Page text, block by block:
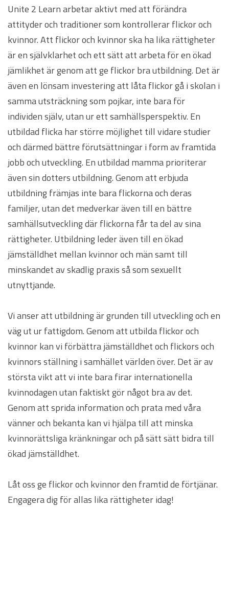
Unite 2 Learn arbetar aktivt med att förändra
attityder och traditioner som kontrollerar flickor och
kvinnor. Att flickor och kvinnor ska ha lika rättigheter
är en självklarhet och ett sätt att arbeta för en ökad
jämlikhet är genom att ge flickor bra utbildning. Det är
även en lönsam investering att låta flickor gå i skolan i
samma utsträckning som pojkar, inte bara för
individen själv, utan ur ett samhällsperspektiv. En
utbildad flicka har större möjlighet till vidare studier
och därmed bättre förutsättningar i form av framtida
jobb och utveckling. En utbildad mamma prioriterar
även sin dotters utbildning. Genom att erbjuda
utbildning främjas inte bara flickorna och deras
familjer, utan det medverkar även till en bättre
samhällsutveckling där flickorna får ta del av sina
rättigheter. Utbildning leder även till en ökad
jämställdhet mellan kvinnor och män samt till
minskandet av skadlig praxis så som sexuellt
utnyttjande.
Vi anser att utbildning är grunden till utveckling och en
väg ut ur fattigdom. Genom att utbilda flickor och
kvinnor kan vi förbättra jämställdhet och flickors och
kvinnors ställning i samhället världen över. Det är av
största vikt att vi inte bara firar internationella
kvinnodagen utan faktiskt gör något bra av det.
Genom att sprida information och prata med våra
vänner och bekanta kan vi hjälpa till att minska
kvinnorättsliga kränkningar och på sätt sätt bidra till
ökad jämställdhet.
Låt oss ge flickor och kvinnor den framtid de förtjänar.
Engagera dig för allas lika rättigheter idag!